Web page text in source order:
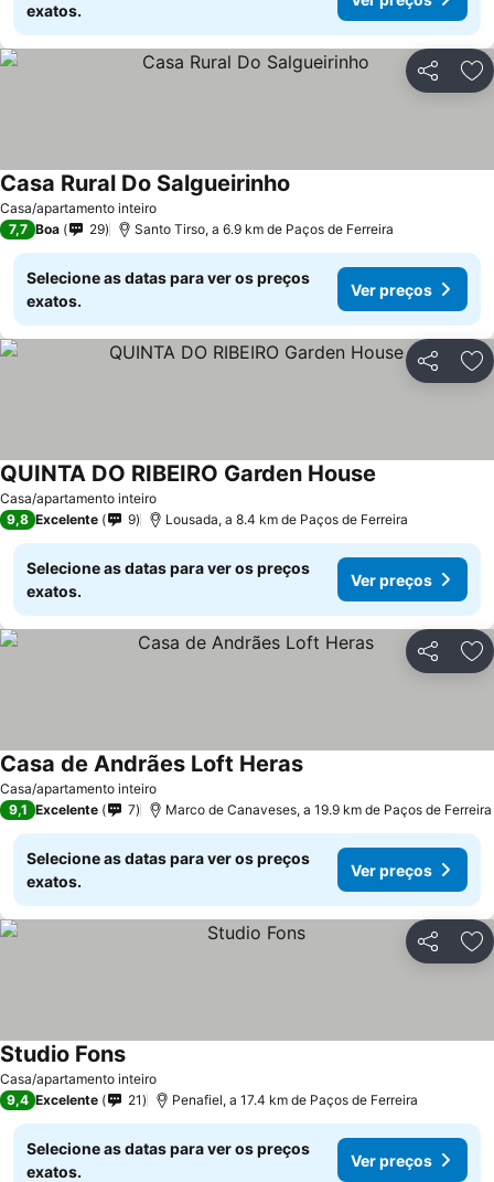
exatos.
Partilhar
Casa/apartamento inteiro
Casa Rural Do Salgueirinho
7,7 Boa 29 Santo Tirso, a 6.9 km de Paços de Ferreira
Selecione as datas para ver os preços
exatos.
Ver preços
Partilhar
Casa/apartamento inteiro
QUINTA DO RIBEIRO Garden House
9,8 Excelente 9 Lousada, a 8.4 km de Paços de Ferreira
Selecione as datas para ver os preços
exatos.
Ver preços
Partilhar
Casa/apartamento inteiro
Casa de Andrães Loft Heras
9,1 Excelente 7 Marco de Canaveses, a 19.9 km de Paços de Ferreira
Selecione as datas para ver os preços
exatos.
Ver preços
Partilhar
Casa/apartamento inteiro
Studio Fons
9,4 Excelente 21 Penafiel, a 17.4 km de Paços de Ferreira
Selecione as datas para ver os preços
exatos.
Ver preços